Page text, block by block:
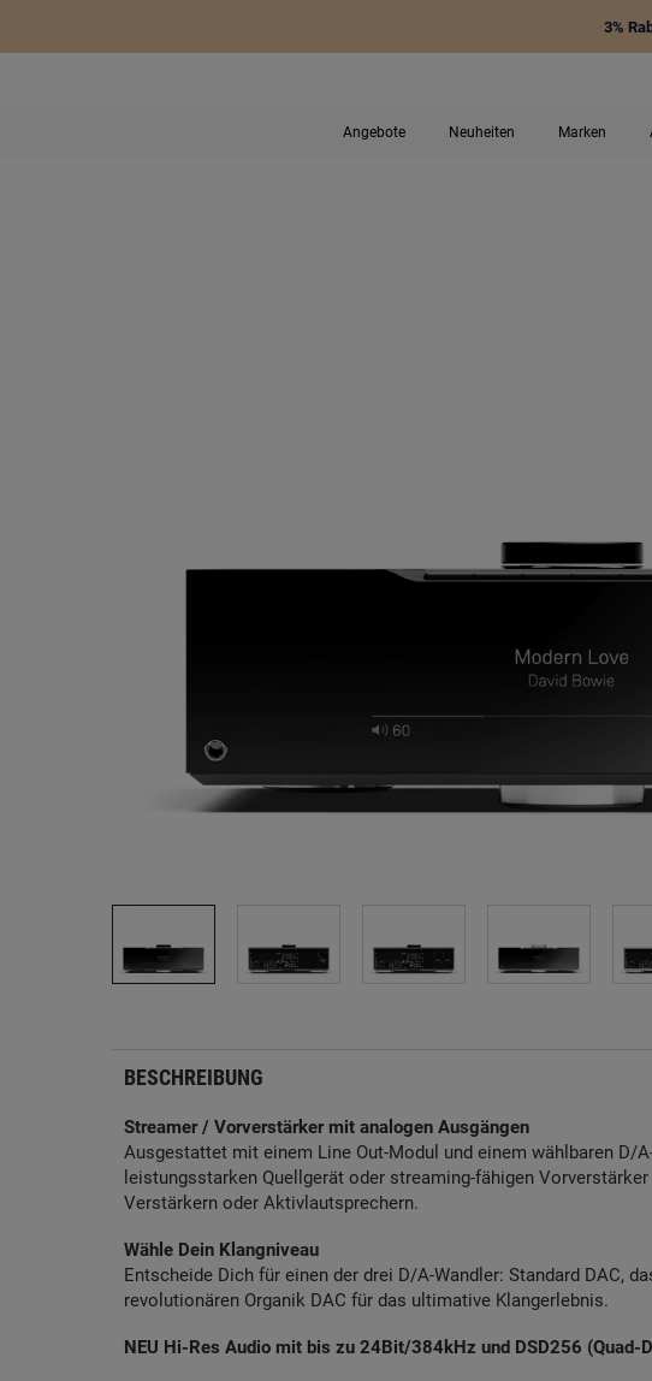
3%
Angebote Neuheiten Marken
BESCHREIBUNG
Streamer / Vorverstärker mit analogen Ausgängen
Ausgestattet mit einem Line Out-Modul und einem wählbaren D/
leistungsstarken Quellgerät oder streaming-fähigen
Verstärkern oder Aktivlautsprechern.
Wähle Dein Klangniveau
Entscheide Dich für einen der drei D/A-Wandler: Standard DAC,
revolutionären Organik DAC für das ultimative Klangerlebnis.
NEU Hi-Res Audio mit bis zu 24Bit/384kHz und DSD256 (Quad-